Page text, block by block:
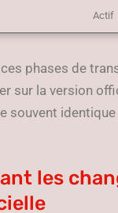
Actif
phases de
sur la version
souvent
les